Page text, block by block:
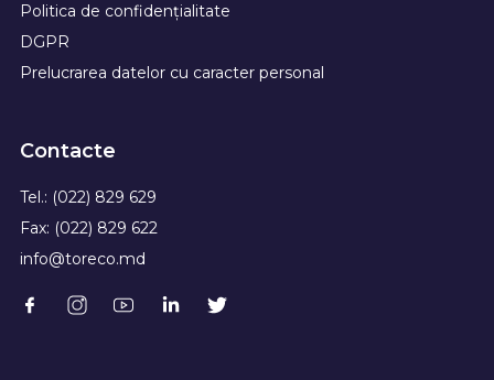
Politica de confidențialitate
DGPR
Prelucrarea datelor cu caracter personal
Contacte
Tel.: (022) 829 629
Fax: (022) 829 622
info@toreco.md